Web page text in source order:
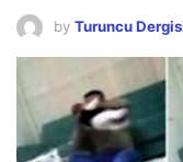
by Turuncu